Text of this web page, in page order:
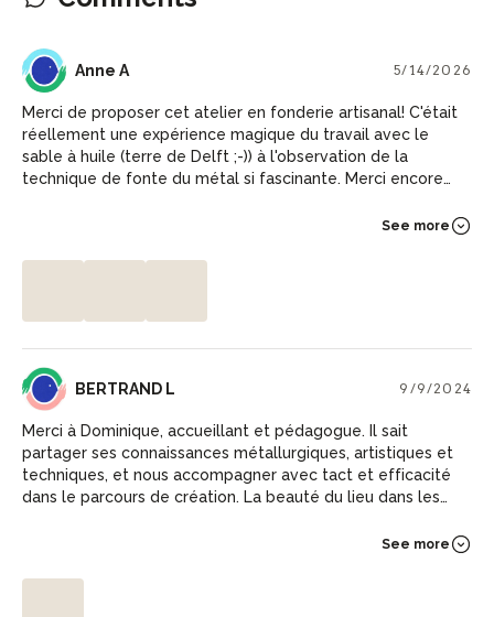
AA Anne A 5/14/2026
Merci de proposer cet atelier en fonderie artisanal! C'était
réellement une expérience magique du travail avec le
sable à huile (terre de Delft ;-)) à l'observation de la
technique de fonte du métal si fascinante. Merci encore
See more
BL BERTRAND L 9/9/2024
Merci à Dominique, accueillant et pédagogue. Il sait
partager ses connaissances métallurgiques, artistiques et
techniques, et nous accompagner avec tact et efficacité
dans le parcours de création. La beauté du lieu dans les
See more